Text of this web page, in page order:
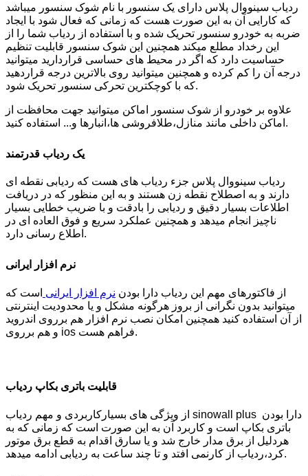
ردیاب سینووال پلاس دارای یک سنسور با نام شوک سنسور میباشد
که کارایی آن به این صورت هست که زمانی که فعال شود با ایجاد
ضربه به خودرو سنسور تحریک شده و با استفاده از ردیاب شما را از
این رخداد مطلع میکند همچنین این شوک سنسور قابلیت تنظیم
حساسیت دارد که اگر در محیط های حساسی قراردارید میتوانید
درجه آن را کم کرده و همچنین میتوانید روی بالاترین درجه قراردهید
که با کوچکترین تحرکی سنسور تحریک شود.
علاوه بر خودرو از شوک سنسور اماکن میتوانید جهت محافظت از
اماکن داخلی مانند منازل،طلافروشی ها،انبارها و... استفاده کنید.
یک ردیاب قدرتمند
ردیاب سینووال پلاس جزء ردیاب های هست که ردیابی نقطه ای
دارند و به اصطلاح نقطه زن هستند و به این منظور که در دریافت
اطلاعات بسیار دقیق و ردیابی را بادقت و با ضریب خطایی بسیار
ناچیز انجام میدهد و همچنین عملکرد سریع و فوق العاده ای در
اطلاع رسانی دارد.
از فاکتورهای مهم این ردیاب دارا بودن نرم افزار ایرانی است که
میتوانید بدون نگرانی از بروز هرگونه مشکل و یا محدودیت اینترنتی
از آن استفاده کنید همچنین امکان نصب نرم افزار هم برروی اندروید
و هم برروی ios فراهم هست.
از ویژگی های بسیارکاربردی و مهم ردیاب sinowall plus دارا بودن
باتری بکاپ است و کاربرد آن به این صورت است که زمانی که به
هردلیل از برق مدار خارج شد و یا سارق اقدام به قطع برق موتور
کرد،ردیاب از کارنمی افتد و تا چند ساعت به ردیابی ادامه میدهد.